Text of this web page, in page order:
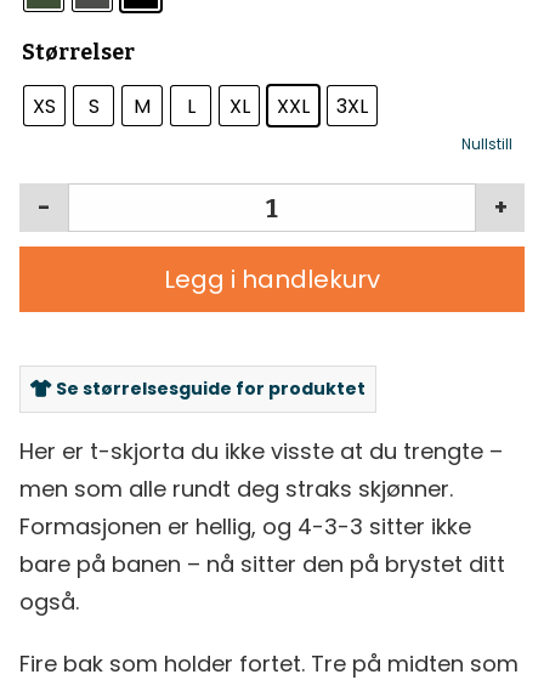
Størrelser
XS S M L XL XXL 3XL
Nullstill
+
-
Legg i handlekurv
Se størrelsesguide for produktet
Her er t-skjorta du ikke visste at du trengte –
men som alle rundt deg straks skjønner.
Formasjonen er hellig, og 4-3-3 sitter ikke
bare på banen – nå sitter den på brystet ditt
også.
Fire bak som holder fortet. Tre på midten som